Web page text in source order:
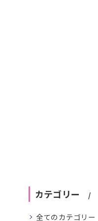
カテゴリー
全てのカテゴリー